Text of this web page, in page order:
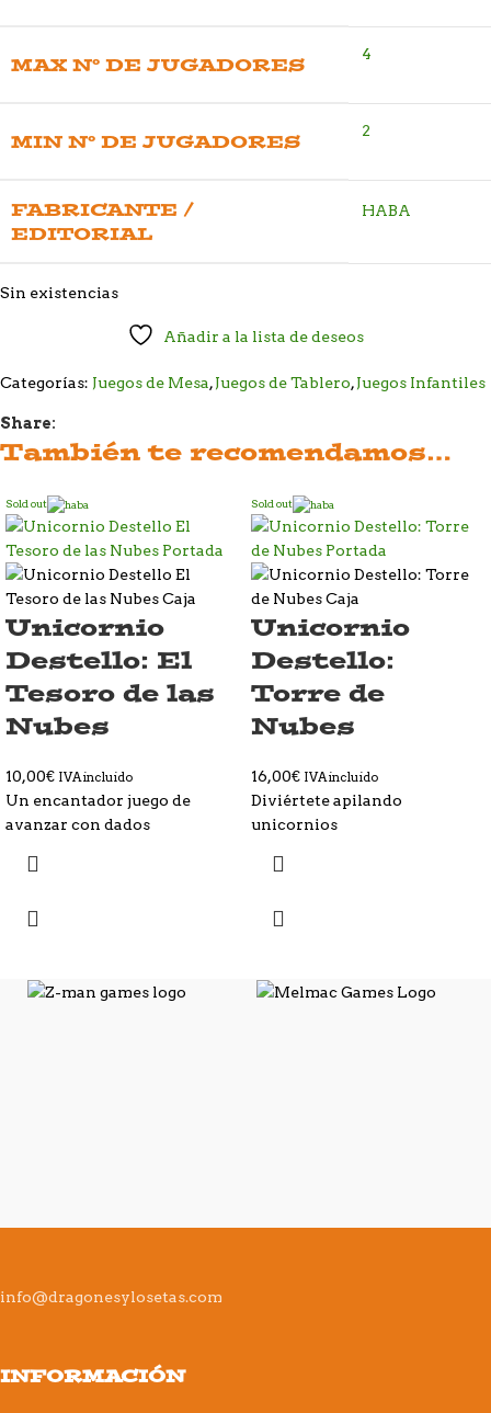
MAX Nº DE JUGADORES 4
MIN Nº DE JUGADORES 2
FABRICANTE /
EDITORIAL
HABA
Sin existencias
Añadir a la lista de deseos
Categorías: Juegos de Mesa,Juegos de Tablero,Juegos Infantiles
Share:
También te recomendamos…
Sold out
Unicornio
Destello: El
Tesoro de las
Nubes
10,00€ IVA incluido
Un encantador juego de
avanzar con dados
Sold out
Unicornio
Destello:
Torre de
Nubes
16,00€ IVA incluido
Diviértete apilando
unicornios
info@dragonesylosetas.com
INFORMACIÓN